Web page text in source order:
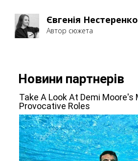
Євгенія Нестеренко
Автор сюжета